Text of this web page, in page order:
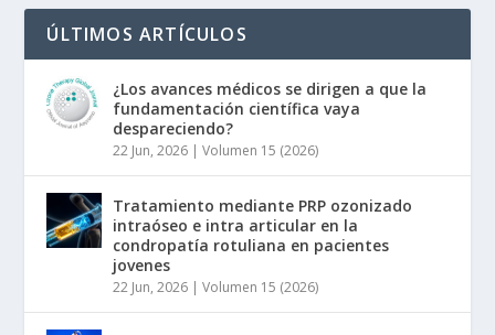
ÚLTIMOS ARTÍCULOS
¿Los avances médicos se dirigen a que la
fundamentación científica vaya
despareciendo?
22 Jun, 2026 |Volumen 15 (2026)
Tratamiento mediante PRP ozonizado
intraóseo e intra articular en la
condropatía rotuliana en pacientes
jovenes
22 Jun, 2026 |Volumen 15 (2026)